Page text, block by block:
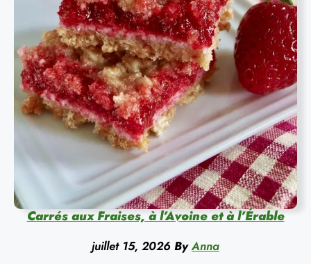
Carrés aux Fraises, à l’Avoine et à l’Érable
juillet 15, 2026 By Anna